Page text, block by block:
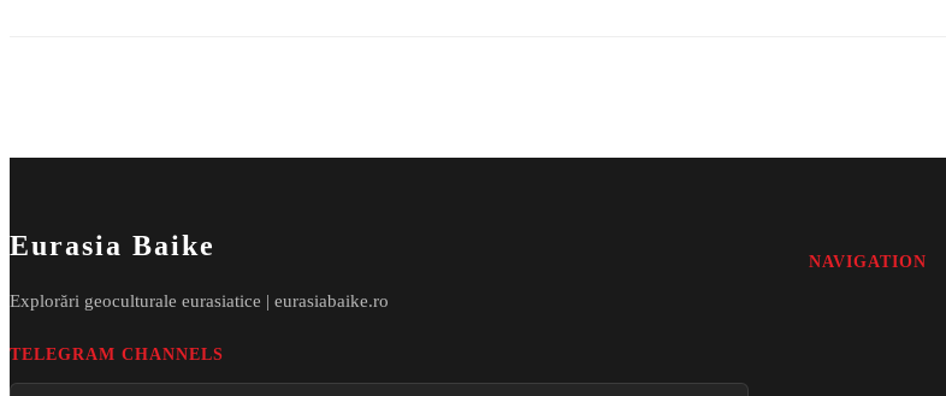
Eurasia Baike
Explorări geoculturale eurasiatice | eurasiabaike.ro
TELEGRAM CHANNELS
NAVIGATION